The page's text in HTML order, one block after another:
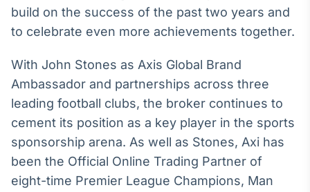
Datafeed
APIs para
conteúdos e
dados
Broadcast
Ticker
Cotações e
notícias
build on the success of the past two years and
to celebrate even more achievements together.
With John Stones as Axis Global Brand
Ambassador and partnerships across three
leading football clubs, the broker continues to
cement its position as a key player in the sports
sponsorship arena. As well as Stones, Axi has
been the Official Online Trading Partner of
eight-time Premier League Champions, Man